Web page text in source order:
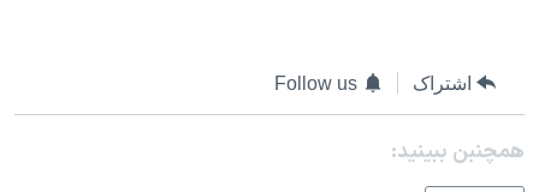
اشتراک Follow us
همچنبن ببینید: